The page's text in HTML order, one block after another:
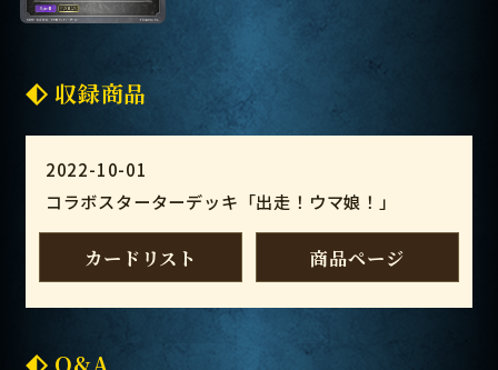
収録商品
2022-10-01
コラボスターターデッキ「出走！ウマ娘！」
カードリスト 商品ページ